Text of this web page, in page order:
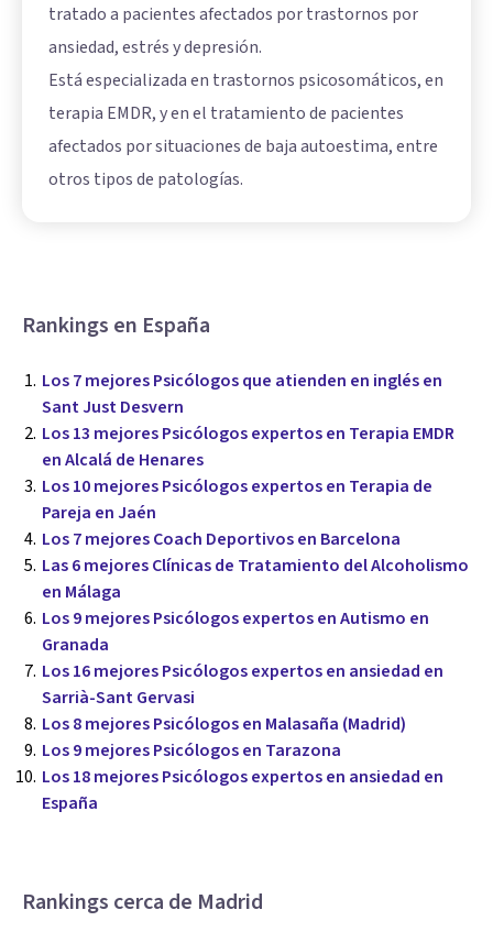
tratado a pacientes afectados por trastornos por
ansiedad, estrés y depresión.
Está especializada en trastornos psicosomáticos, en
terapia EMDR, y en el tratamiento de pacientes
afectados por situaciones de baja autoestima, entre
otros tipos de patologías.
Rankings en España
Los 7 mejores Psicólogos que atienden en inglés en
Sant Just Desvern
Los 13 mejores Psicólogos expertos en Terapia EMDR
en Alcalá de Henares
Los 10 mejores Psicólogos expertos en Terapia de
Pareja en Jaén
Los 7 mejores Coach Deportivos en Barcelona
Las 6 mejores Clínicas de Tratamiento del Alcoholismo
en Málaga
Los 9 mejores Psicólogos expertos en Autismo en
Granada
Los 16 mejores Psicólogos expertos en ansiedad en
Sarrià-Sant Gervasi
Los 8 mejores Psicólogos en Malasaña (Madrid)
Los 9 mejores Psicólogos en Tarazona
Los 18 mejores Psicólogos expertos en ansiedad en
España
Rankings cerca de Madrid